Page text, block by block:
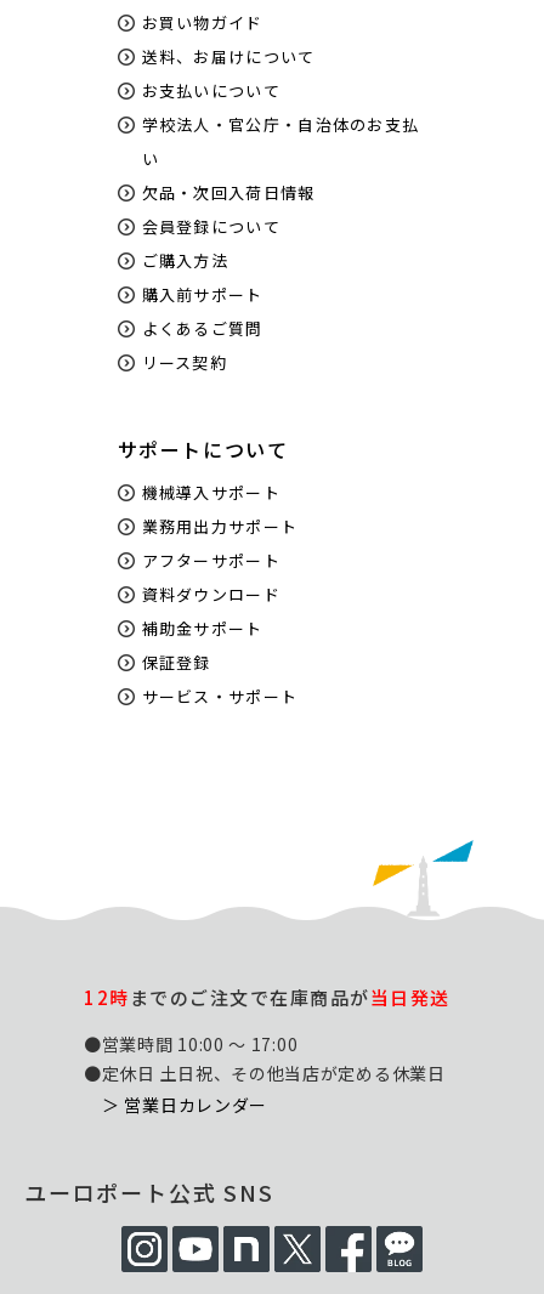
お買い物ガイド
送料、お届けについて
お支払いについて
学校法人・官公庁・自治体のお支払
い
欠品・次回入荷日情報
会員登録について
ご購入方法
購入前サポート
よくあるご質問
リース契約
サポートについて
機械導入サポート
業務用出力サポート
アフターサポート
資料ダウンロード
補助金サポート
保証登録
サービス・サポート
12時までのご注文で在庫商品が当日発送
●営業時間 10:00 ～ 17:00
●定休日 土日祝、その他当店が定める休業日
＞ 営業日カレンダー
ユーロポート公式 SNS